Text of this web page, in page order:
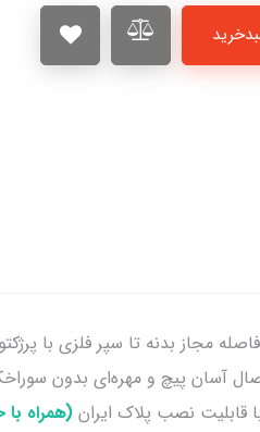
مجاز بدنه تا سپر فلزی با
آسان پیچ و مهره‌ای بدون
نصب پلاک ایران (همراه